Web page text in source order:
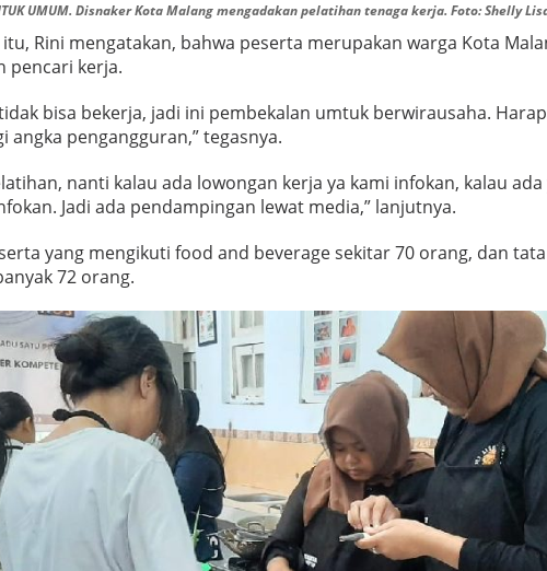
UMUM. Disnaker Kota Malang mengadakan pelatihan tenaga kerja. Foto: Shelly
Rini mengatakan, bahwa peserta merupakan warga Kota
pencari kerja.
bisa bekerja, jadi ini pembekalan umtuk berwirausaha.
angka pengangguran,” tegasnya.
nanti kalau ada lowongan kerja ya kami infokan, kalau
Jadi ada pendampingan lewat media,” lanjutnya.
yang mengikuti food and beverage sekitar 70 orang, dan
72 orang.